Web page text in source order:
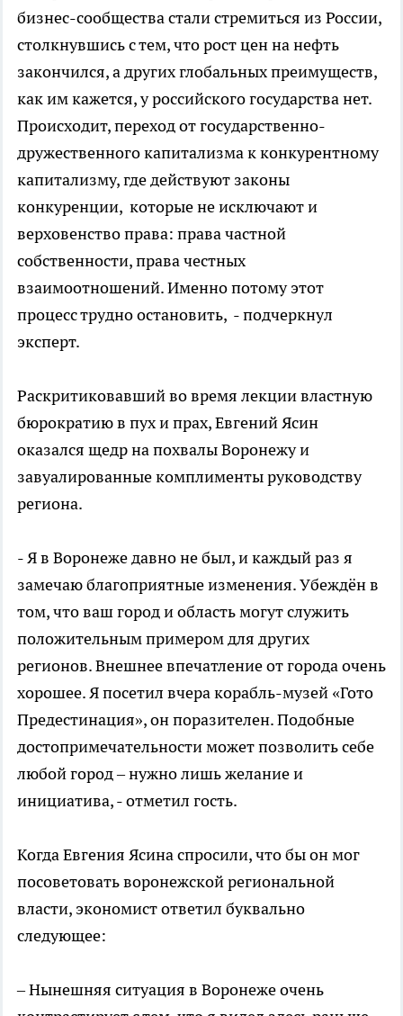
бизнес-сообщества стали стремиться из России,
столкнувшись с тем, что рост цен на нефть
закончился, а других глобальных преимуществ,
как им кажется, у российского государства нет.
Происходит, переход от государственно-
дружественного капитализма к конкурентному
капитализму, где действуют законы
конкуренции, которые не исключают и
верховенство права: права частной
собственности, права честных
взаимоотношений. Именно потому этот
процесс трудно остановить, - подчеркнул
эксперт.
Раскритиковавший во время лекции властную
бюрократию в пух и прах, Евгений Ясин
оказался щедр на похвалы Воронежу и
завуалированные комплименты руководству
региона.
- Я в Воронеже давно не был, и каждый раз я
замечаю благоприятные изменения. Убеждён в
том, что ваш город и область могут служить
положительным примером для других
регионов. Внешнее впечатление от города очень
хорошее. Я посетил вчера корабль-музей «Гото
Предестинация», он поразителен. Подобные
достопримечательности может позволить себе
любой город – нужно лишь желание и
инициатива, - отметил гость.
Когда Евгения Ясина спросили, что бы он мог
посоветовать воронежской региональной
власти, экономист ответил буквально
следующее:
– Нынешняя ситуация в Воронеже очень